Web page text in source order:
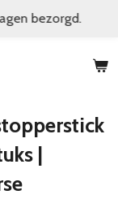
bezorgd.
|